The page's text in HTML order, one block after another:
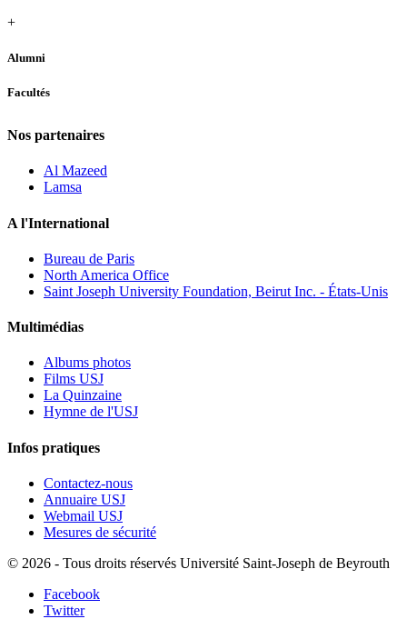
+
Alumni
Facultés
Nos partenaires
Al Mazeed
Lamsa
A l'International
Bureau de Paris
North America Office
Saint Joseph University Foundation, Beirut Inc. - États-Unis
Multimédias
Albums photos
Films USJ
La Quinzaine
Hymne de l'USJ
Infos pratiques
Contactez-nous
Annuaire USJ
Webmail USJ
Mesures de sécurité
© 2026 - Tous droits réservés Université Saint-Joseph de Beyrouth
Facebook
Twitter